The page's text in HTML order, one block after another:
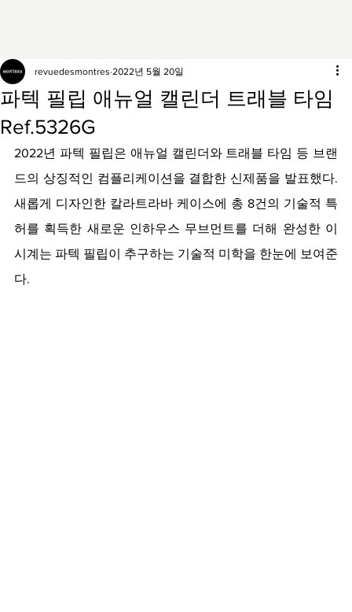
파텍 필립 애뉴얼 캘린더 트래블 타임
Ref.5326G
revuedesmontres 2022년 5월 20일
2022년 파텍 필립은 애뉴얼 캘린더와 트래블 타임 등 브랜
드의 상징적인 컴플리케이션을 결합한 신제품을 발표했다.
새롭게 디자인한 칼라트라바 케이스에 총 8건의 기술적 특
허를 획득한 새로운 인하우스 무브먼트를 더해 완성한 이
시계는 파텍 필립이 추구하는 기술적 미학을 한눈에 보여준
다.